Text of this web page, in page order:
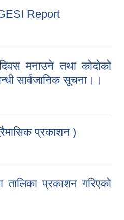
Report
दिवस मनाउने तथा कोदोको
सार्वजानिक सूचना।।
प्रकाशन )
तालिका प्रकाशन गरिएको